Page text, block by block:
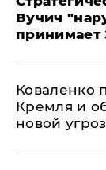
Вучич
принимает
Коваленко
Кремля и
новой